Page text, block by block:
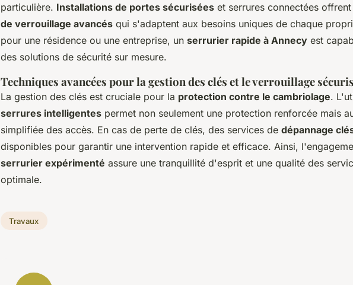
particulière. Installations de portes sécurisées et serrures connectées
de verrouillage avancés qui s'adaptent aux besoins uniques de chaque
pour une résidence ou une entreprise, un serrurier rapide à Annecy est
des solutions de sécurité sur mesure.
Techniques avancées pour la gestion des clés et le verrouillage
La gestion des clés est cruciale pour la protection contre le cambriolage.
serrures intelligentes permet non seulement une protection renforcée mais
simplifiée des accès. En cas de perte de clés, des services de dépannage
disponibles pour garantir une intervention rapide et efficace. Ainsi,
serrurier expérimenté assure une tranquillité d'esprit et une qualité des
optimale.
Travaux